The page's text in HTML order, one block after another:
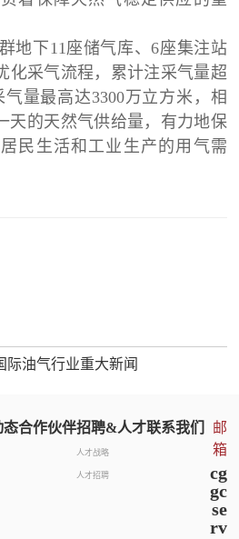
地下11座储气库、6座集注站
化采气流程，累计注采气量超
量最高达3300万立方米，相
天的天然气供给量，有力地保
民生活和工业生产的用气需
际油气行业重大新闻
态合作伙伴招聘&人才
人才战略
人才招聘
联系我们
邮
箱
cg
gc
se
rv